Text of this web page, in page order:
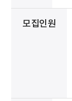
모집인원